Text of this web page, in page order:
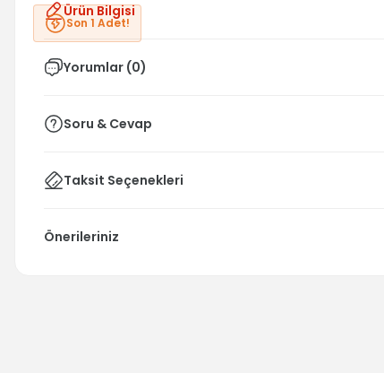
Son 1 Adet!
Ürün Bilgisi
Yorumlar (0)
Soru & Cevap
Taksit Seçenekleri
Önerileriniz